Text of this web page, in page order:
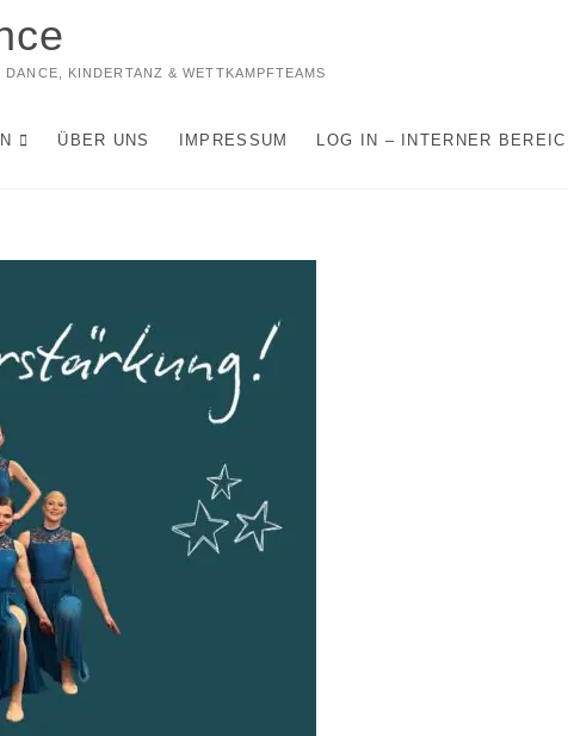
KINDERTANZ & WETTKAMPFTEAMS
ÜBER UNS IMPRESSUM LOG IN – INTERNER